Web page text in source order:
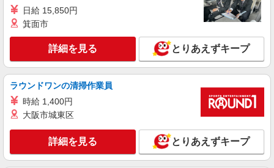
派遣社員
株式会社kotrio /●TK-H-2099745
高崎駅｜まずは送迎業務で活躍しよう◎デイサ
ービスSTAFF
時給1500円〜2125円 ＜日払い有/週払い有/交
通費全支給(ガソリン代含む)＞
高崎市 ◎車通勤OK
キープ 詳細を見る
株式会社kotrio /●TK-H-1878247
日給 15,850円
箕面市
詳細を見る とりあえずキープ
ラウンドワンの清掃作業員
時給 1,400円
大阪市城東区
詳細を見る とりあえずキープ